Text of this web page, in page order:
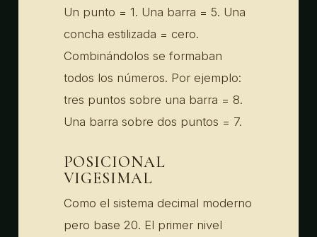
Un punto = 1. Una barra = 5. Una
concha estilizada = cero.
Combinándolos se formaban
todos los números. Por ejemplo:
tres puntos sobre una barra = 8.
Una barra sobre dos puntos = 7.
POSICIONAL
VIGESIMAL
Como el sistema decimal moderno
pero base 20. El primer nivel